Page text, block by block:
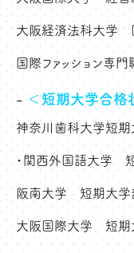
大阪経済法科
国際ファッシ
＜短期大学合格
神奈川歯科
・関西外国語
阪南大学
大阪国際大